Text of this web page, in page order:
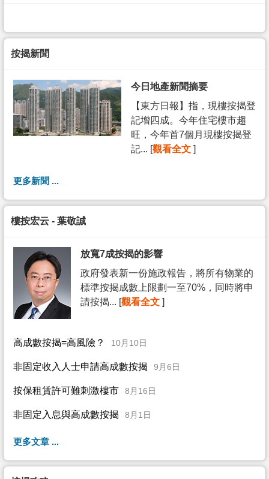
按揭新聞
今日地產新聞摘要
【東方日報】指，現樓按揭登
記增四成。今年住宅樓市趨
旺，今年首7個月現樓按揭登
記... [觀看全文 ]
更多新聞 ...
樓按宏云 - 葉敬誠
放寬7成按揭的影響
政府發表新一份施政報告，將所有物業的
標準按揭成數上限劃一至70%，同時將申
請按揭... [觀看全文 ]
高成數按揭=高風險？ 10月10日
非固定收入人士申請高成數按揭 9月6日
按保租賃許可難刺激樓市 8月16日
非固定入息與高成數按揭 8月1日
更多文章 ...